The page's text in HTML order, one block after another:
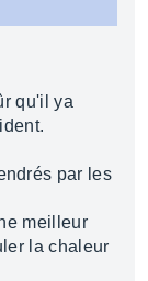
qu'il ya
par les
meilleur
la chaleur